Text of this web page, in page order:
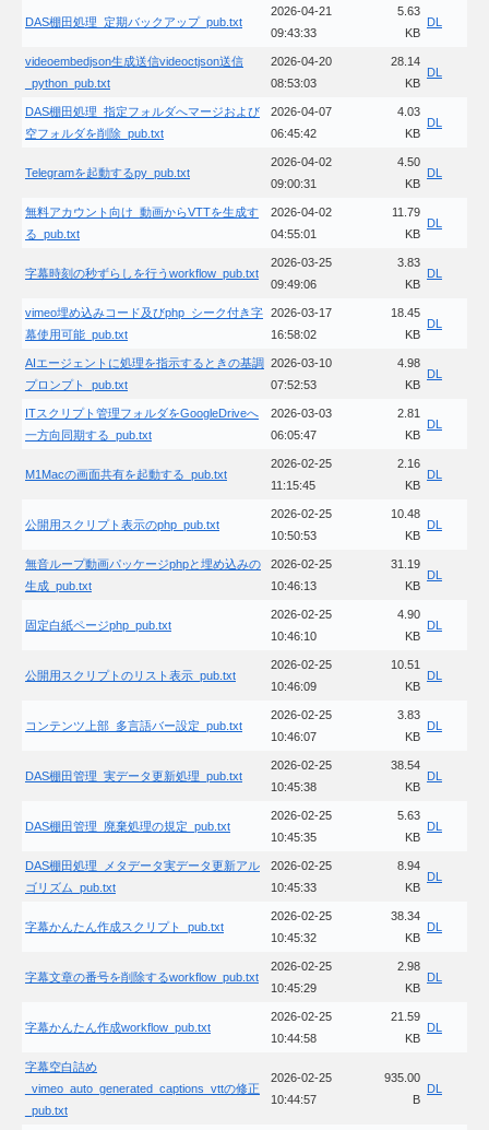
DAS棚田処理_定期バックアップ_pub.txt
2026-04-21
09:43:33
5.63
KB
DL
videoembedjson生成送信videoctjson送信
_python_pub.txt
2026-04-20
08:53:03
28.14
KB
DL
DAS棚田処理_指定フォルダへマージおよび
空フォルダを削除_pub.txt
2026-04-07
06:45:42
4.03
KB
DL
Telegramを起動するpy_pub.txt
2026-04-02
09:00:31
4.50
KB
DL
無料アカウント向け_動画からVTTを生成す
る_pub.txt
2026-04-02
04:55:01
11.79
KB
DL
字幕時刻の秒ずらしを行うworkflow_pub.txt
2026-03-25
09:49:06
3.83
KB
DL
vimeo埋め込みコード及びphp_シーク付き字
幕使用可能_pub.txt
2026-03-17
16:58:02
18.45
KB
DL
AIエージェントに処理を指示するときの基調
プロンプト_pub.txt
2026-03-10
07:52:53
4.98
KB
DL
ITスクリプト管理フォルダをGoogleDriveへ
一方向同期する_pub.txt
2026-03-03
06:05:47
2.81
KB
DL
M1Macの画面共有を起動する_pub.txt
2026-02-25
11:15:45
2.16
KB
DL
公開用スクリプト表示のphp_pub.txt
2026-02-25
10:50:53
10.48
KB
DL
無音ループ動画パッケージphpと埋め込みの
生成_pub.txt
2026-02-25
10:46:13
31.19
KB
DL
固定白紙ページphp_pub.txt
2026-02-25
10:46:10
4.90
KB
DL
公開用スクリプトのリスト表示_pub.txt
2026-02-25
10:46:09
10.51
KB
DL
コンテンツ上部_多言語バー設定_pub.txt
2026-02-25
10:46:07
3.83
KB
DL
DAS棚田管理_実データ更新処理_pub.txt
2026-02-25
10:45:38
38.54
KB
DL
DAS棚田管理_廃棄処理の規定_pub.txt
2026-02-25
10:45:35
5.63
KB
DL
DAS棚田処理_メタデータ実データ更新アル
ゴリズム_pub.txt
2026-02-25
10:45:33
8.94
KB
DL
字幕かんたん作成スクリプト_pub.txt
2026-02-25
10:45:32
38.34
KB
DL
字幕文章の番号を削除するworkflow_pub.txt
2026-02-25
10:45:29
2.98
KB
DL
字幕かんたん作成workflow_pub.txt
2026-02-25
10:44:58
21.59
KB
DL
字幕空白詰め
_vimeo_auto_generated_captions_vttの修正
_pub.txt
2026-02-25
10:44:57
935.00
B
DL